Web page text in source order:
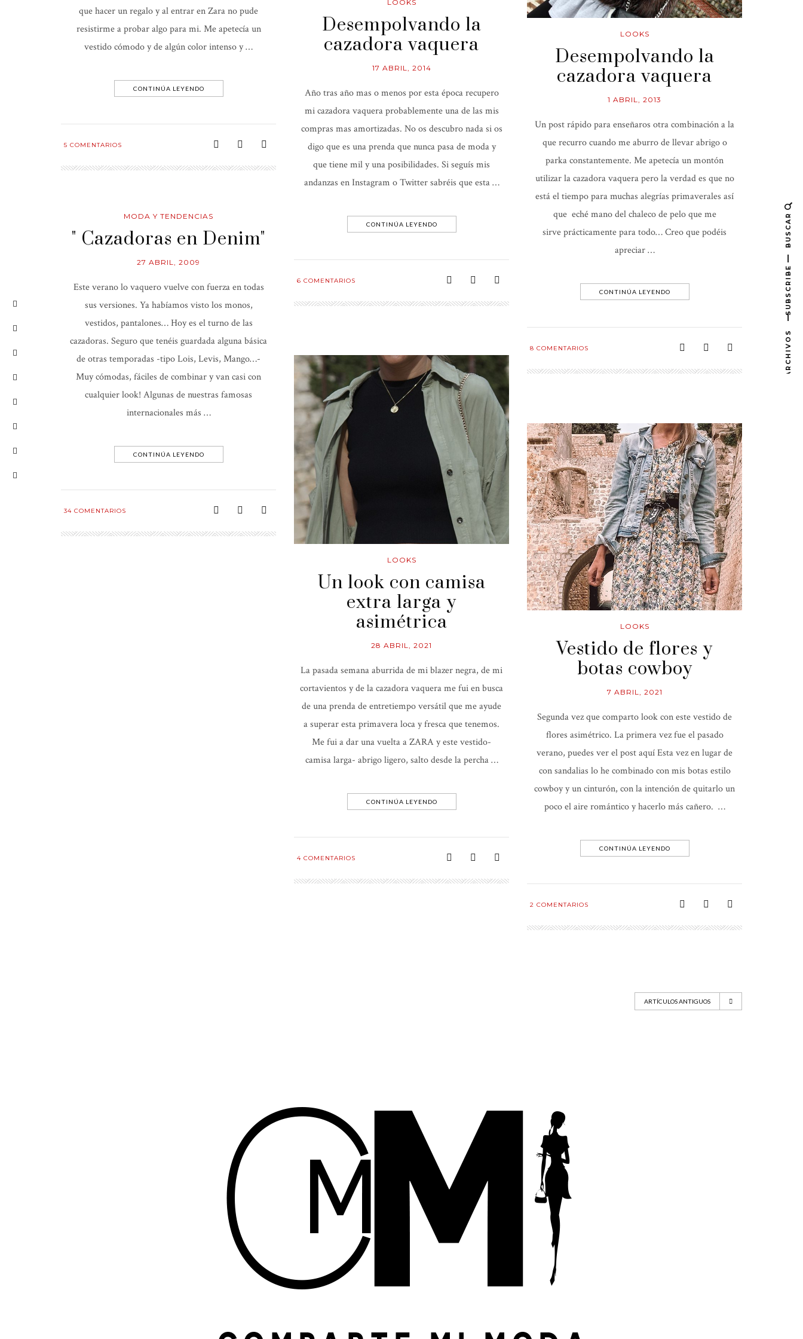
que hacer un regalo y al entrar en Zara no pude
resistirme a probar algo para mi. Me apetecía un
vestido cómodo y de algún color intenso y …
CONTINÚA LEYENDO
5 COMENTARIOS
LOOKS
Desempolvando la
cazadora vaquera
17 ABRIL, 2014
Año tras año mas o menos por esta época recupero
mi cazadora vaquera probablemente una de las mis
compras mas amortizadas. No os descubro nada si os
digo que es una prenda que nunca pasa de moda y
que tiene mil y una posibilidades. Si seguís mis
andanzas en Instagram o Twitter sabréis que esta …
CONTINÚA LEYENDO
6 COMENTARIOS
LOOKS
Desempolvando la
cazadora vaquera
1 ABRIL, 2013
Un post rápido para enseñaros otra combinación a la
que recurro cuando me aburro de llevar abrigo o
parka constantemente. Me apetecía un montón
utilizar la cazadora vaquera pero la verdad es que no
está el tiempo para muchas alegrías primaverales así
que eché mano del chaleco de pelo que me
sirve prácticamente para todo… Creo que podéis
apreciar …
CONTINÚA LEYENDO
8 COMENTARIOS
MODA Y TENDENCIAS
" Cazadoras en Denim"
27 ABRIL, 2009
Este verano lo vaquero vuelve con fuerza en todas
sus versiones. Ya habíamos visto los monos,
vestidos, pantalones… Hoy es el turno de las
cazadoras. Seguro que tenéis guardada alguna básica
de otras temporadas -tipo Lois, Levis, Mango…-
Muy cómodas, fáciles de combinar y van casi con
cualquier look! Algunas de nuestras famosas
internacionales más …
CONTINÚA LEYENDO
34 COMENTARIOS
LOOKS
Un look con camisa
extra larga y
asimétrica
28 ABRIL, 2021
La pasada semana aburrida de mi blazer negra, de mi
cortavientos y de la cazadora vaquera me fui en busca
de una prenda de entretiempo versátil que me ayude
a superar esta primavera loca y fresca que tenemos.
Me fui a dar una vuelta a ZARA y este vestido-
camisa larga- abrigo ligero, salto desde la percha …
CONTINÚA LEYENDO
4 COMENTARIOS
LOOKS
Vestido de flores y
botas cowboy
7 ABRIL, 2021
Segunda vez que comparto look con este vestido de
flores asimétrico. La primera vez fue el pasado
verano, puedes ver el post aquí Esta vez en lugar de
con sandalias lo he combinado con mis botas estilo
cowboy y un cinturón, con la intención de quitarlo un
poco el aire romántico y hacerlo más cañero. …
CONTINÚA LEYENDO
2 COMENTARIOS
ARTÍCULOS ANTIGUOS
BUSCAR
SUBSCRIBE
ARCHIVOS